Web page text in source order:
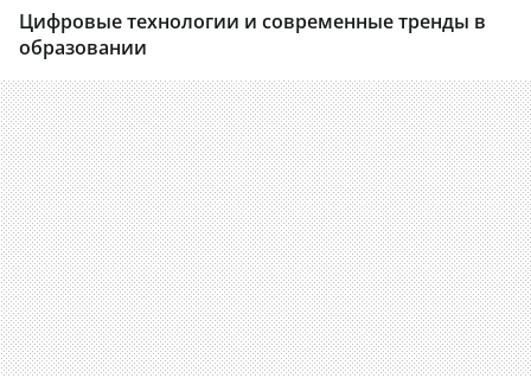
Цифровые технологии и современные тренды в
образовании